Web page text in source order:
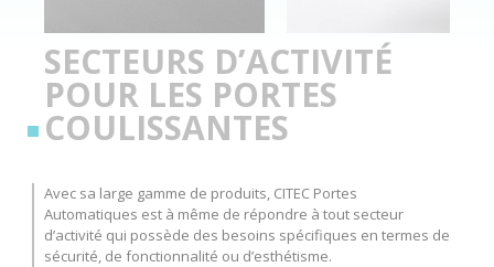
SECTEURS D’ACTIVITÉ
POUR LES PORTES
COULISSANTES
Avec sa large gamme de produits, CITEC Portes
Automatiques est à même de répondre à tout secteur
d’activité qui possède des besoins spécifiques en termes de
sécurité, de fonctionnalité ou d’esthétisme.